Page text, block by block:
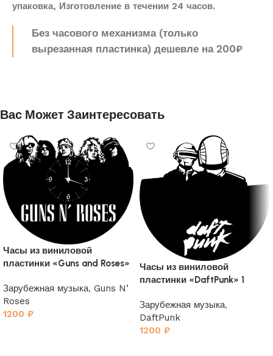
упаковка, Изготовление в течении 24 часов.
Без часового механизма (только
вырезанная пластинка) дешевле на 200₽
Вас Может Заинтересовать
Часы из виниловой
пластинки «Guns and Roses»
Зарубежная музыка, Guns N’
Roses
1200 ₽
Часы из виниловой
пластинки «DaftPunk» 1
Зарубежная музыка,
DaftPunk
1200 ₽